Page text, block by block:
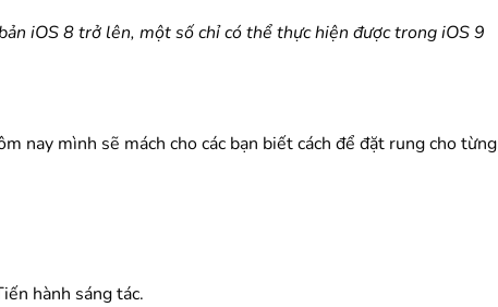
iOS 8 trở lên, một số chỉ có thể thực hiện được trong iOS 9
nay mình sẽ mách cho các bạn biết cách để đặt rung cho từng
hành sáng tác.